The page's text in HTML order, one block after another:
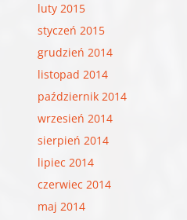
luty 2015
styczeń 2015
grudzień 2014
listopad 2014
październik 2014
wrzesień 2014
sierpień 2014
lipiec 2014
czerwiec 2014
maj 2014